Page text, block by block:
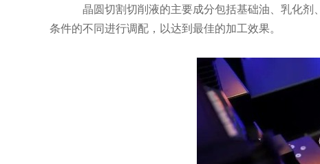
晶圆切割切削液的主要成分包括基础油、乳化
条件的不同进行调配，以达到最佳的加工效果。